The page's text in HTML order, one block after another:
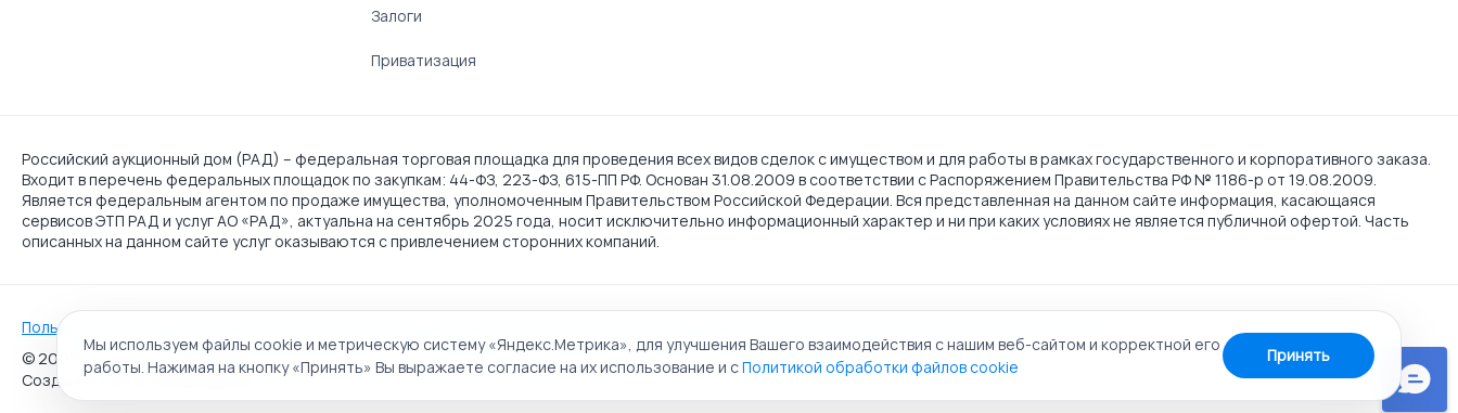
Залоги
Приватизация
Российский аукционный дом (РАД) – федеральная торговая площадка для проведения всех видов сделок с имуществом и для работы в рамках государственного и корпоративного заказа.
Входит в перечень федеральных площадок по закупкам: 44-ФЗ, 223-ФЗ, 615-ПП РФ. Основан 31.08.2009 в соответствии с Распоряжением Правительства РФ № 1186-р от 19.08.2009.
Является федеральным агентом по продаже имущества, уполномоченным Правительством Российской Федерации. Вся представленная на данном сайте информация, касающаяся
сервисов ЭТП РАД и услуг АО «РАД», актуальна на сентябрь 2025 года, носит исключительно информационный характер и ни при каких условиях не является публичной офертой. Часть
описанных на данном сайте услуг оказываются с привлечением сторонних компаний.
Пользовательское соглашение
© 2009 - 2026 АО «Российский аукционный дом» универсальная торговая площадка. Все права защищены.
Создание сайта:
Мы используем файлы cookie и метрическую систему «Яндекс.Метрика», для улучшения Вашего взаимодействия с нашим веб-сайтом и корректной его
работы. Нажимая на кнопку «Принять» Вы выражаете согласие на их использование и сПолитикой обработки файлов cookie
Принять